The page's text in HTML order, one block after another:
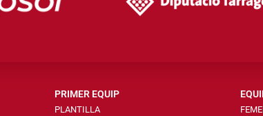
PRIMER EQUIP
PLANTILLA